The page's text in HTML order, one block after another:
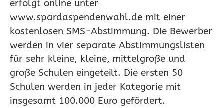
erfolgt online unter
www.spardaspendenwahl.de mit einer
kostenlosen SMS-Abstimmung. Die Bewerber
werden in vier separate Abstimmungslisten
für sehr kleine, kleine, mittelgroße und
große Schulen eingeteilt. Die ersten 50
Schulen werden in jeder Kategorie mit
insgesamt 100.000 Euro gefördert.